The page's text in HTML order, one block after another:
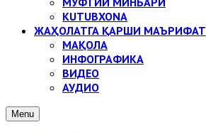
KUTUBXONA
ЖАҲОЛАТГА ҚАРШИ МАЪРИФАТ
МАҚОЛА
ИНФОГРАФИКА
ВИДЕО
АУДИО
Menu